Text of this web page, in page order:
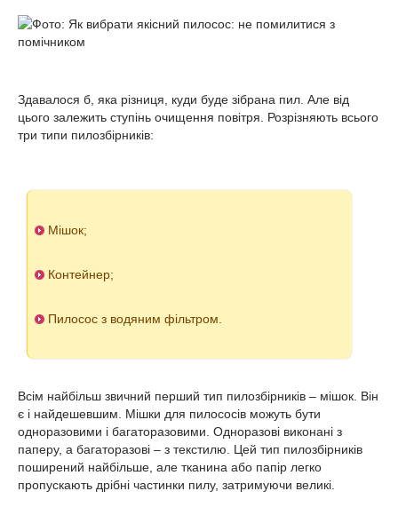
Здавалося б, яка різниця, куди буде зібрана пил. Але від
цього залежить ступінь очищення повітря. Розрізняють всього
три типи пилозбірників:
Мішок;
Контейнер;
Пилосос з водяним фільтром.
Всім найбільш звичний перший тип пилозбірників – мішок. Він
є і найдешевшим. Мішки для пилососів можуть бути
одноразовими і багаторазовими. Одноразові виконані з
паперу, а багаторазові – з текстилю. Цей тип пилозбірників
поширений найбільше, але тканина або папір легко
пропускають дрібні частинки пилу, затримуючи великі.